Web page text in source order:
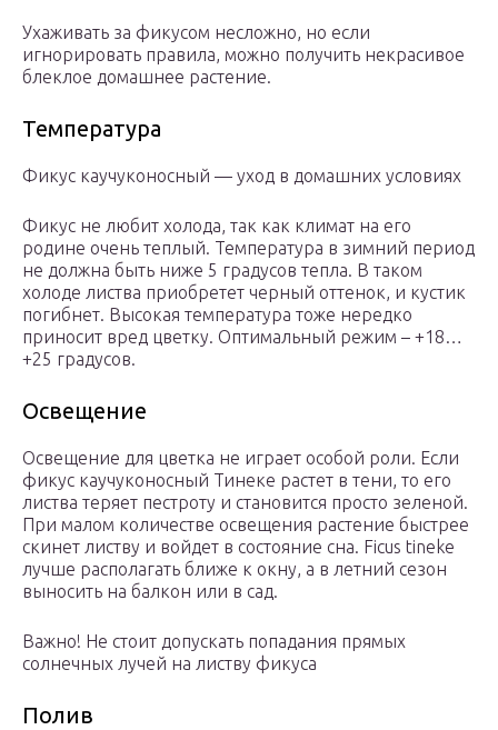
Ухаживать за фикусом несложно, но если
игнорировать правила, можно получить некрасивое
блеклое домашнее растение.
Температура
Фикус каучуконосный — уход в домашних условиях
Фикус не любит холода, так как климат на его
родине очень теплый. Температура в зимний период
не должна быть ниже 5 градусов тепла. В таком
холоде листва приобретет черный оттенок, и кустик
погибнет. Высокая температура тоже нередко
приносит вред цветку. Оптимальный режим – +18…
+25 градусов.
Освещение
Освещение для цветка не играет особой роли. Если
фикус каучуконосный Тинеке растет в тени, то его
листва теряет пестроту и становится просто зеленой.
При малом количестве освещения растение быстрее
скинет листву и войдет в состояние сна. Ficus tineke
лучше располагать ближе к окну, а в летний сезон
выносить на балкон или в сад.
Важно! Не стоит допускать попадания прямых
солнечных лучей на листву фикуса
Полив